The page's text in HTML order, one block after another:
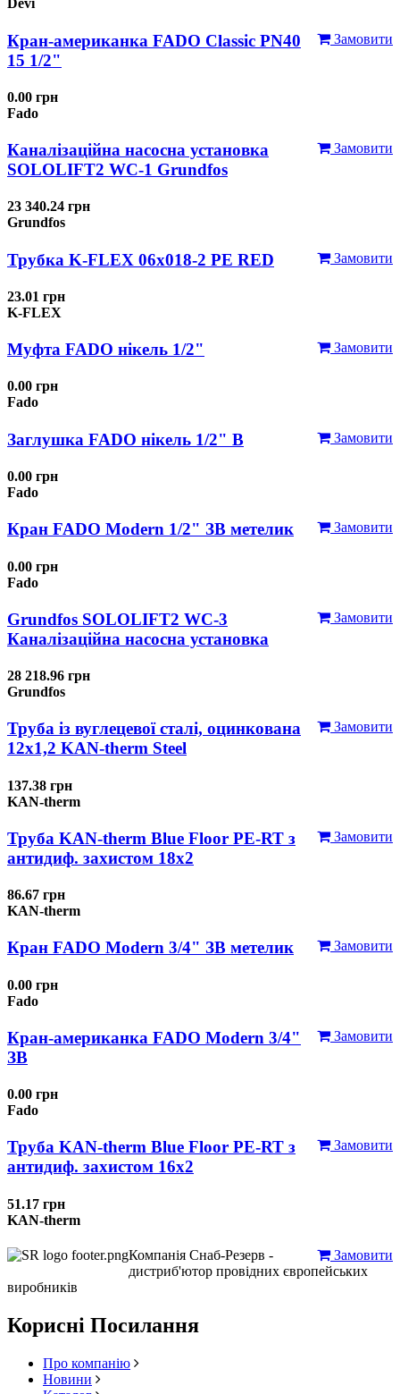
Devi
Замовити
Кран-американка FADO Classic PN40
15 1/2"
0.00 грн
Fado
Замовити
Каналізаційна насосна установка
SOLOLIFT2 WC-1 Grundfos
23 340.24 грн
Grundfos
Замовити
Трубка K-FLEX 06x018-2 РЕ RED
23.01 грн
K-FLEX
Замовити
Муфта FADO нікель 1/2"
0.00 грн
Fado
Замовити
Заглушка FADO нікель 1/2" В
0.00 грн
Fado
Замовити
Кран FADO Modern 1/2" ЗВ метелик
0.00 грн
Fado
Замовити
Grundfos SOLOLIFT2 WC-3
Каналізаційна насосна установка
28 218.96 грн
Grundfos
Замовити
Труба із вуглецевої сталі, оцинкована
12x1,2 KAN-therm Steel
137.38 грн
KAN-therm
Замовити
Труба KAN-therm Blue Floor PE-RT з
антидиф. захистом 18х2
86.67 грн
KAN-therm
Замовити
Кран FADO Modern 3/4" ЗВ метелик
0.00 грн
Fado
Замовити
Кран-американка FADO Modern 3/4"
ЗВ
0.00 грн
Fado
Замовити
Труба KAN-therm Blue Floor PE-RT з
антидиф. захистом 16х2
51.17 грн
KAN-therm
Замовити
Компанія Снаб-Резерв -
дистриб'ютор провідних європейських
виробників
Корисні Посилання
Про компанію
Новини